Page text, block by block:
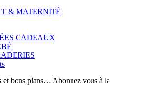
variations.
Les
peuvent
être
choisies
sur
page
& MATERNITÉ
CADEAUX
et bons plans… Abonnez vous à la